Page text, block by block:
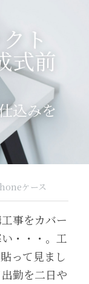
ト
式前
込みを
ケース
事をカバー
・・・。工
って見まし
勤を二日や